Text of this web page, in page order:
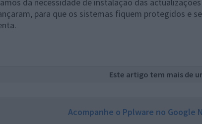
para que os sistemas fiquem protegidos e
Este artigo tem mais de
Acompanhe o Pplware no Google